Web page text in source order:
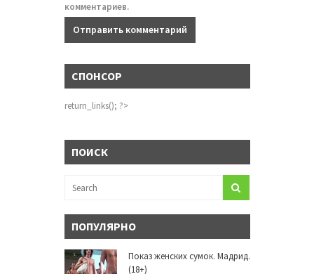
комментариев.
СПОНСОР
return_links(); ?>
ПОИСК
ПОПУЛЯРНО
Показ женских сумок. Мадрид.
(18+)